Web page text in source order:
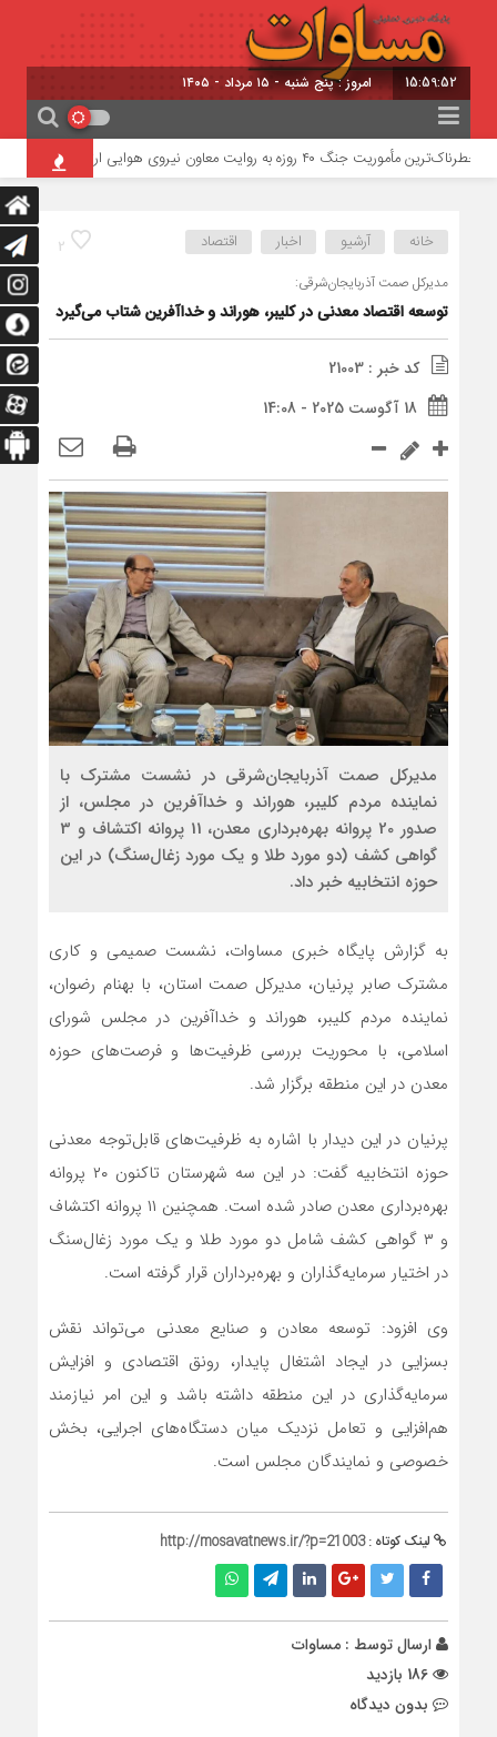
15:59:52 امروز : پنج شنبه - ۱۵ مرداد - ۱۴۰۵
خطرناک‌ترین مأموریت جنگ ۴۰ روزه به روایت معاون نیروی هوایی ارتش
2 خانه آرشیو اخبار اقتصاد
مدیرکل صمت آذربایجان‌شرقی:
توسعه اقتصاد معدنی در کلیبر، هوراند و خداآفرین شتاب می‌گیرد
کد خبر : 21003
18 آگوست 2025 - 14:08
مدیرکل صمت آذربایجان‌شرقی در نشست مشترک با
نماینده مردم کلیبر، هوراند و خداآفرین در مجلس، از
صدور 20 پروانه بهره‌برداری معدن، 11 پروانه اکتشاف و 3
گواهی کشف (دو مورد طلا و یک مورد زغال‌سنگ) در این
حوزه انتخابیه خبر داد.
به گزارش پایگاه خبری مساوات، نشست صمیمی و کاری
مشترک صابر پرنیان، مدیرکل صمت استان، با بهنام رضوان،
نماینده مردم کلیبر، هوراند و خداآفرین در مجلس شورای
اسلامی، با محوریت بررسی ظرفیت‌ها و فرصت‌های حوزه
معدن در این منطقه برگزار شد.
پرنیان در این دیدار با اشاره به ظرفیت‌های قابل‌توجه معدنی
حوزه انتخابیه گفت: در این سه شهرستان تاکنون ۲۰ پروانه
بهره‌برداری معدن صادر شده است. همچنین ۱۱ پروانه اکتشاف
و ۳ گواهی کشف شامل دو مورد طلا و یک مورد زغال‌سنگ
در اختیار سرمایه‌گذاران و بهره‌برداران قرار گرفته است.
وی افزود: توسعه معادن و صنایع معدنی می‌تواند نقش
بسزایی در ایجاد اشتغال پایدار، رونق اقتصادی و افزایش
سرمایه‌گذاری در این منطقه داشته باشد و این امر نیازمند
هم‌افزایی و تعامل نزدیک میان دستگاه‌های اجرایی، بخش
خصوصی و نمایندگان مجلس است.
لینک کوتاه :http://mosavatnews.ir/?p=21003
ارسال توسط : مساوات
بدون دیدگاه